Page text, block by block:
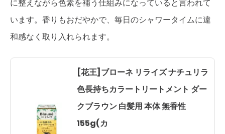
に整えながら色素を補う仕組みになっていると言われて
います。香りもおだやかで、毎日のシャワータイムに違
和感なく取り入れられます。
[花王]ブローネ リライズ ナチュリラ
色長持ちカラートリートメント ダー
クブラウン 白髪用 本体 無香性
155g(カ